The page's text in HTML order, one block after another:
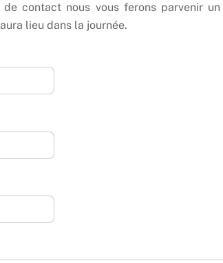
contact nous vous ferons parvenir
lieu dans la journée.